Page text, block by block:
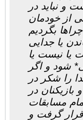
و نباید در
از خودمان
بگردیم
یا جدایی
نیست یا
شود و اگر
را شکر در
در
مسابقات
گرفت و